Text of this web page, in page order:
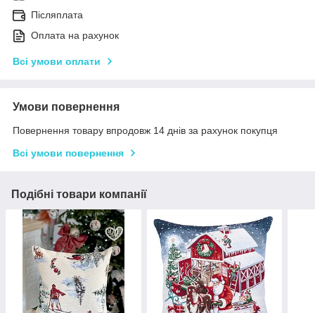
Післяплата
Оплата на рахунок
Всі умови оплати
Умови повернення
Повернення товару впродовж 14 днів за рахунок покупця
Всі умови повернення
Подібні товари компанії